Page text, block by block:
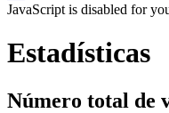
JavaScript is disabled for
Estadísticas
Número total de